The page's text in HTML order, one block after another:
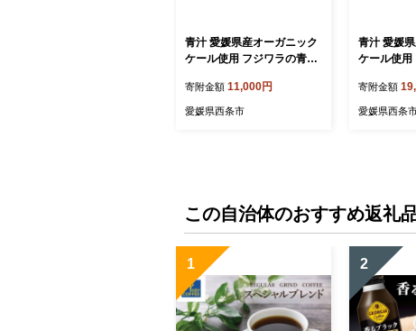
青汁 愛媛県産オーガニック
ケール使用 フジワラの青
×１箱 愛媛県西条市 ｜ 青
汁 あおじる ケール100％ ケ
寄附金額 11,000円
愛媛県西条市
青汁 愛媛
ケール使用
×２箱 愛媛
汁 あおじる
寄附金額
愛媛県西条
この自治体のおすすめ返礼
1 2